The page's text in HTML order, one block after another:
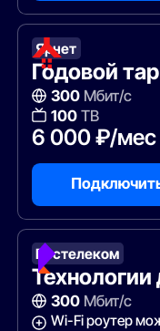
Ярнет
Годовой
300Мбит/с
100ТВ
6 000 ₽/мес
Ростелеком
300Мбит/с
Wi-Fi роутер